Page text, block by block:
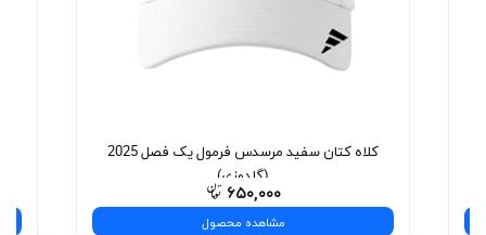
کلاه کتان سفید مرسدس فرمول یک فصل 2025
(گلدوزی)
۶۵۰,۰۰۰
مشاهده محصول